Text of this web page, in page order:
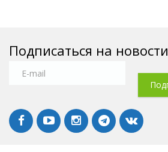
Подписаться на новости